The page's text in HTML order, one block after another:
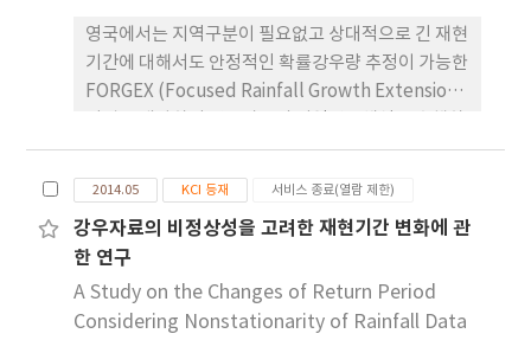
영국에서는 지역구분이 필요없고 상대적으로 긴 재현
기간에 대해서도 안정적인 확률강우량 추정이 가능한
FORGEX (Focused Rainfall Growth Extension)
고 있으며, 지역빈도해석에 적합한 모집단 성장곡선
으로부터 네트워크 최대값(network maximum,
netmax) 자료의 분포위치를 고려하기 위하여 영국
강우자료를 이용한 공간상관식(ln Ne)을 유도하였
다. 이런 이유 로 영국에서 개발된 공간상관식을 우리
나라에 적용할 경우 부정확한 확률강우량을 산정하는
문제점이 발생한다. 이를 보완하기 위하여 본 연구에
2014.05 KCI 등재 서비스 종료(열람 제한)
강우자료의 비정상성을 고려한 재현기간 변화에 관
한 연구
A Study on the Changes of Return Period
Considering Nonstationarity of Rainfall Data